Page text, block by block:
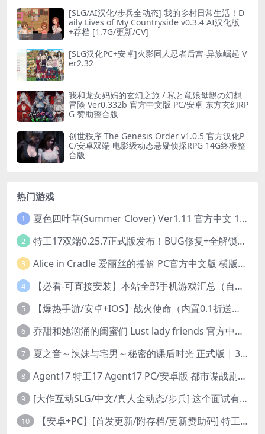
[SLG/AI汉化/步兵全动态] 我的乡村日常生活！D
aily Lives of My Countryside v0.3.4 AI汉化版
+存档 [1.7G/更新/CV]
[SLG汉化PC+安卓]火影同人忍者后宫-异族崛起 V
er2.32
我和龙女妈妈的玄幻之旅 / 私と竜娘母親の幻想
冒険 Ver0.332b 官方中文版 PC/安卓 东方玄幻RP
G 赞助整合版
创世秩序 The Genesis Order v1.0.5 官方汉化P
C/安卓双端 电影级动态悬疑侦探RPG 14G终极整
合版
热门游戏
1 夏色四叶草(Summer Clover) Ver1.11 官方中文 1+4.35G 全CG 有CV 百度盘版本
2 特工17双端0.25.7正式版发布！BUG修复+全解锁存档+赞助码合集（安卓/PC/中文/动态）
3 Alice in Cradle 爱丽丝的摇篮 PC官方中文版 横版动作ACT 手绘幻想风 v0.29g 完整体验版
4 【必看-可直接安装】本站全部手机游戏汇总（自带修改器MOD）
5 【爆热手游/安卓+IOS】战火使命（内置0.1折送可触碰战姬）[中文/美女养成/整合兑换码/双端互通/更新]（公测）
6 乔甜和她汹涌的闺蜜们 Lust lady friends 官方中文版本 SLG类型
7 夏之音～辣妹与宅男～秘密的课后时光 正式版 | 3D 动态步兵触摸互动 SLG|PC 平台 | 内嵌汉化 + 去码补丁 + 修改存档 | 1.5G
8 Agent17 特工17 Agent17 PC/安卓版 都市谍战剧情模拟RPG v0.26.6 官方中文高清版
9 [大作互动SLG/中文/真人全动态/步兵] 这个面试有点硬2-远征东洋篇 免登录破解版本V1.11 官方中文步兵 [20G/新破解/中文配音]
10 【安卓+PC】[首发更新/附存档/更新赞助码] 特工17Agent V0.25.9 官方中文版+赞助码+修复多项BUG 3月29最新版本